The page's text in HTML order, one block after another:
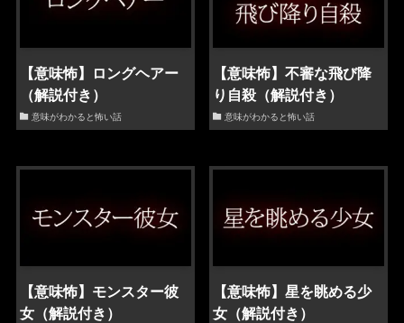
【意味怖】ロングヘアー
（解説付き）
意味がわかると怖い話
【意味怖】不審な飛び降
り自殺（解説付き）
意味がわかると怖い話
【意味怖】モンスター彼
女（解説付き）
【意味怖】星を眺める少
女（解説付き）